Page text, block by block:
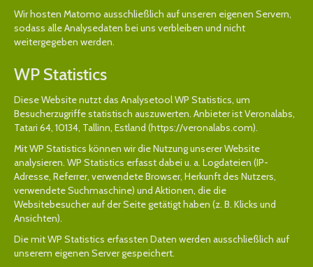
Wir hosten Matomo ausschließlich auf unseren eigenen Servern,
sodass alle Analysedaten bei uns verbleiben und nicht
weitergegeben werden.
WP Statistics
Diese Website nutzt das Analysetool WP Statistics, um
Besucherzugriffe statistisch auszuwerten. Anbieter ist Veronalabs,
Tatari 64, 10134, Tallinn, Estland (https://veronalabs.com).
Mit WP Statistics können wir die Nutzung unserer Website
analysieren. WP Statistics erfasst dabei u. a. Logdateien (IP-
Adresse, Referrer, verwendete Browser, Herkunft des Nutzers,
verwendete Suchmaschine) und Aktionen, die die
Websitebesucher auf der Seite getätigt haben (z. B. Klicks und
Ansichten).
Die mit WP Statistics erfassten Daten werden ausschließlich auf
unserem eigenen Server gespeichert.